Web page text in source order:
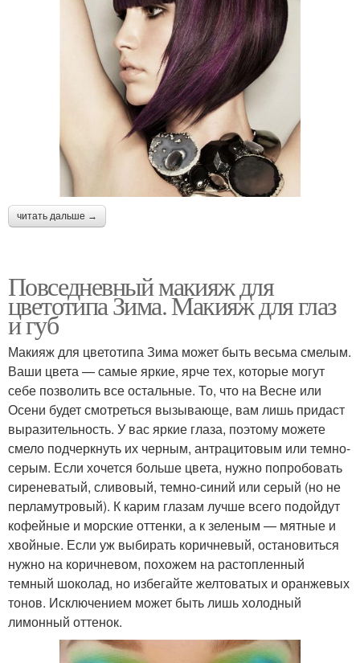
читать дальше →
Повседневный макияж для
цветотипа Зима. Макияж для глаз
и губ
Макияж для цветотипа Зима может быть весьма смелым.
Ваши цвета — самые яркие, ярче тех, которые могут
себе позволить все остальные. То, что на Весне или
Осени будет смотреться вызывающе, вам лишь придаст
выразительность. У вас яркие глаза, поэтому можете
смело подчеркнуть их черным, антрацитовым или темно-
серым. Если хочется больше цвета, нужно попробовать
сиреневатый, сливовый, темно-синий или серый (но не
перламутровый). К карим глазам лучше всего подойдут
кофейные и морские оттенки, а к зеленым — мятные и
хвойные. Если уж выбирать коричневый, остановиться
нужно на коричневом, похожем на растопленный
темный шоколад, но избегайте желтоватых и оранжевых
тонов. Исключением может быть лишь холодный
лимонный оттенок.